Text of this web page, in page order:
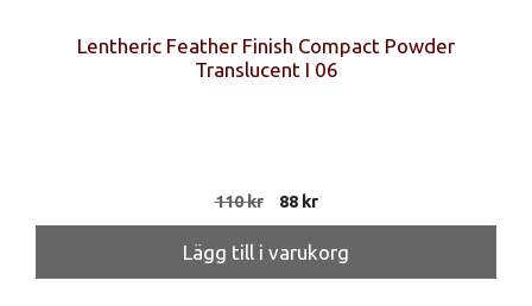
Lentheric Feather Finish Compact Powder
Translucent I 06
110kr
Det
ursprungliga
priset
var:
88 krDet
nuvarande
priset
är:
Lägg till i varukorg